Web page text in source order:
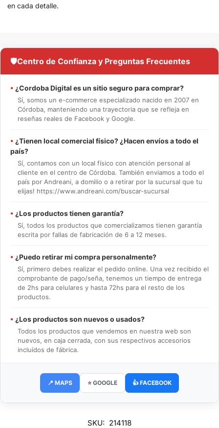
en cada detalle.
🛡️Centro de Confianza y Preguntas Frecuentes
• ¿Cordoba Digital es un sitio seguro para comprar?
Sí, somos un e-commerce especializado nacido en 2007 en
Córdoba, manteniendo una trayectoria que se refleja en
reseñas reales de Facebook y Google.
• ¿Tienen local comercial físico? ¿Hacen envíos a todo el
país?
Sí, contamos con un local físico con atención personal al
cliente en el centro de Córdoba. También enviamos a todo el
país por Andreani, a domilio o a retirar por la sucursal que tu
elijas! https://www.andreani.com/buscar-sucursal
• ¿Los productos tienen garantía?
Sí, todos los productos que comercializamos tienen garantía
escrita por fallas de fabricación de 6 a 12 meses.
• ¿Puedo retirar mi compra personalmente?
Sí, primero debes realizar el pedido online. Una vez recibido el
comprobante de pago/seña, tenemos un tiempo de entrega
de 2hs para celulares y hasta 72hs para el resto de los
productos.
• ¿Los productos son nuevos o usados?
Todos los productos que vendemos en nuestra web son
nuevos, en caja cerrada, con sus respectivos accesorios
incluídos de fábrica.
📍 MAPS ⭐ GOOGLE 👍 FACEBOOK
SKU: 214118